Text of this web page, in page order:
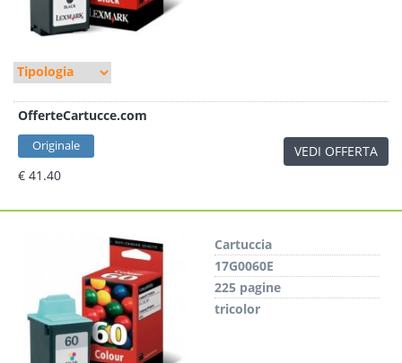
OfferteCartucce.com
Originale
€ 41.40
VEDI OFFERTA
Cartuccia
17G0060E
225 pagine
tricolor